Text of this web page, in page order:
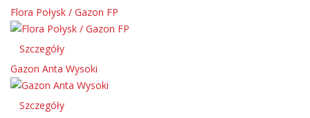
Flora Połysk / Gazon FP
Szczegóły
Gazon Anta Wysoki
Szczegóły